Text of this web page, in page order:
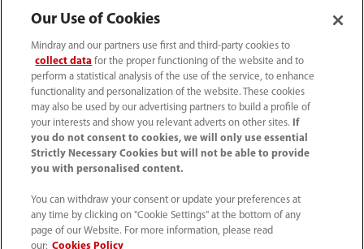
Tel: (34-91)392 3754 Fax: (34-91)088 9180
info.es@mindray.com
Condiciones de uso｜Mapa del sitio｜
Aviso sobre las cookies｜ Aviso de privacidad｜
Sistema Interno de Información
Our Use of Cookies
Mindray and our partners use first and third-party cookies to
collect data for the proper functioning of the website and to
perform a statistical analysis of the use of the service, to enhance
functionality and personalization of the website. These cookies
may also be used by our advertising partners to build a profile of
your interests and show you relevant adverts on other sites.
If
you do not consent to cookies, we will only use essential
Strictly Necessary Cookies but will not be able to provide
you with personalised content.
You can withdraw your consent or update your preferences at
any time by clicking on "Cookie Settings" at the bottom of any
page of our Website. For more information, please read
our: Cookies Policy